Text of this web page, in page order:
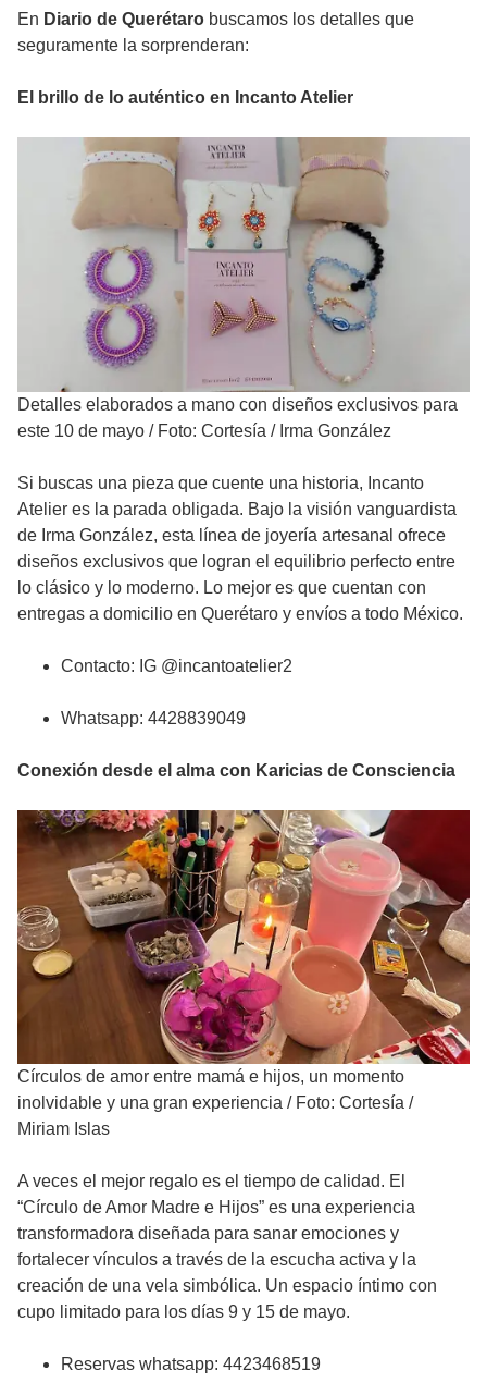
En Diario de Querétaro buscamos los detalles que
seguramente la sorprenderan:
El brillo de lo auténtico en Incanto Atelier
Detalles elaborados a mano con diseños exclusivos para
este 10 de mayo / Foto: Cortesía / Irma González
Si buscas una pieza que cuente una historia, Incanto
Atelier es la parada obligada. Bajo la visión vanguardista
de Irma González, esta línea de joyería artesanal ofrece
diseños exclusivos que logran el equilibrio perfecto entre
lo clásico y lo moderno. Lo mejor es que cuentan con
entregas a domicilio en Querétaro y envíos a todo México.
Contacto: IG @incantoatelier2
Whatsapp: 4428839049
Conexión desde el alma con Karicias de Consciencia
Círculos de amor entre mamá e hijos, un momento
inolvidable y una gran experiencia / Foto: Cortesía /
Miriam Islas
A veces el mejor regalo es el tiempo de calidad. El
“Círculo de Amor Madre e Hijos” es una experiencia
transformadora diseñada para sanar emociones y
fortalecer vínculos a través de la escucha activa y la
creación de una vela simbólica. Un espacio íntimo con
cupo limitado para los días 9 y 15 de mayo.
Reservas whatsapp: 4423468519